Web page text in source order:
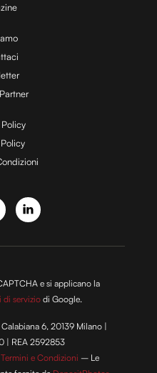
e si applicano la
di serviziodi Google.
6, 20139 Milano |
| REA 2592853
Termini e Condizioni – Le